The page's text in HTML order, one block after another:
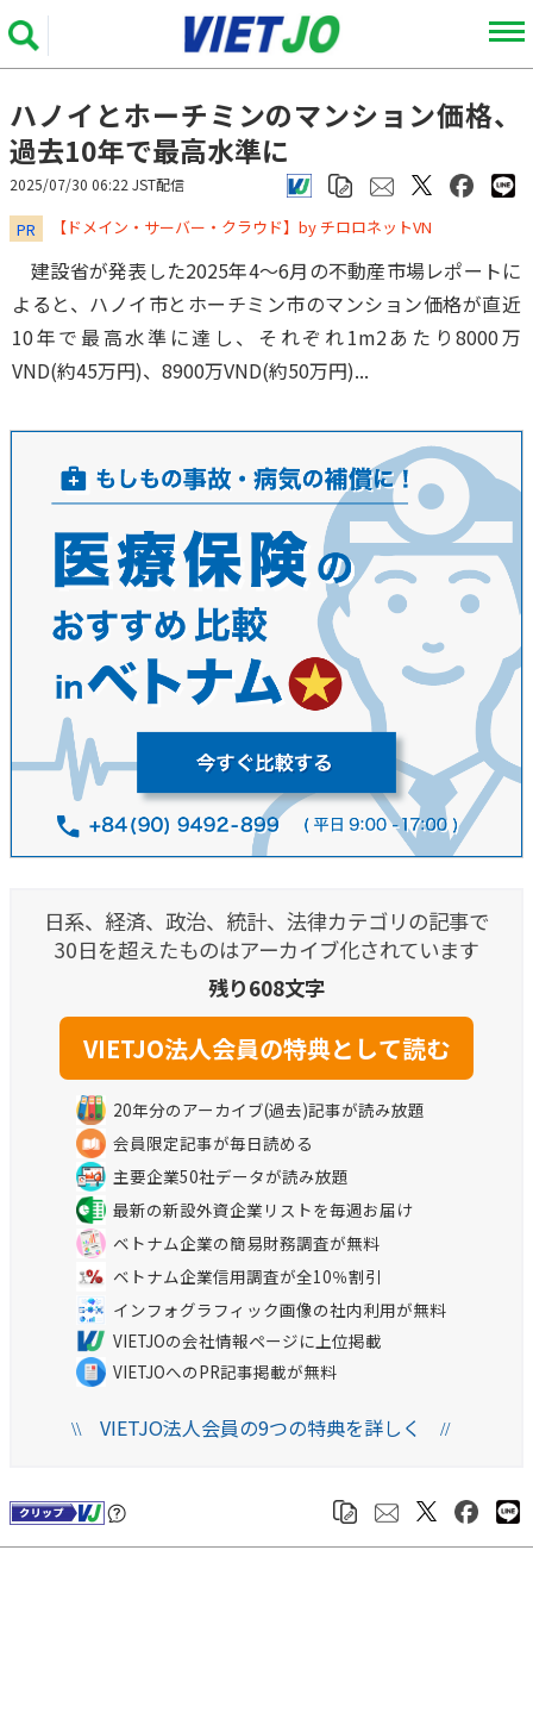
ハノイとホーチミンのマンション価格、
過去10年で最高水準に
2025/07/30 06:22 JST配信
PR ​​​​​​​【ドメイン・サーバー・クラウド】by チロロネットVN
建設省が発表した2025年4～6月の不動産市場レポートに
よると、ハノイ市とホーチミン市のマンション価格が直近
10年で最高水準に達し、それぞれ1m2あたり8000万
VND(約45万円)、8900万VND(約50万円)...
日系、経済、政治、統計、法律カテゴリの記事で
30日を超えたものはアーカイブ化されています
残り608文字
20年分のアーカイブ(過去)記事が読み放題
会員限定記事が毎日読める
主要企業50社データが読み放題
最新の新設外資企業リストを毎週お届け
ベトナム企業の簡易財務調査が無料
ベトナム企業信用調査が全10％割引
インフォグラフィック画像の社内利用が無料
VIETJOの会社情報ページに上位掲載
VIETJOへのPR記事掲載が無料
\\VIETJO法人会員の9つの特典を詳しく //